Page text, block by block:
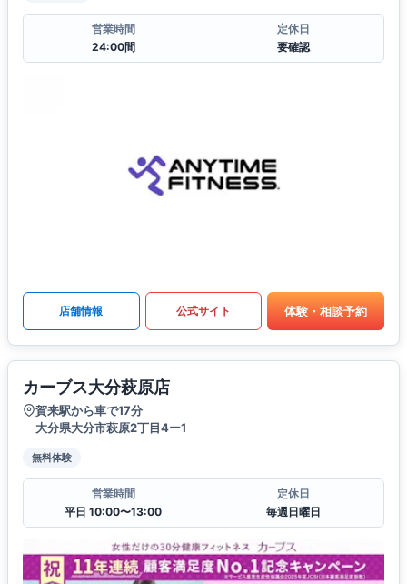
営業時間
24:00間
定休日
要確認
店舗情報 公式サイト 体験・相談予約
カーブス大分萩原店
賀来駅から車で17分
大分県大分市萩原2丁目4ー1
無料体験
営業時間
平日 10:00〜13:00
定休日
毎週日曜日